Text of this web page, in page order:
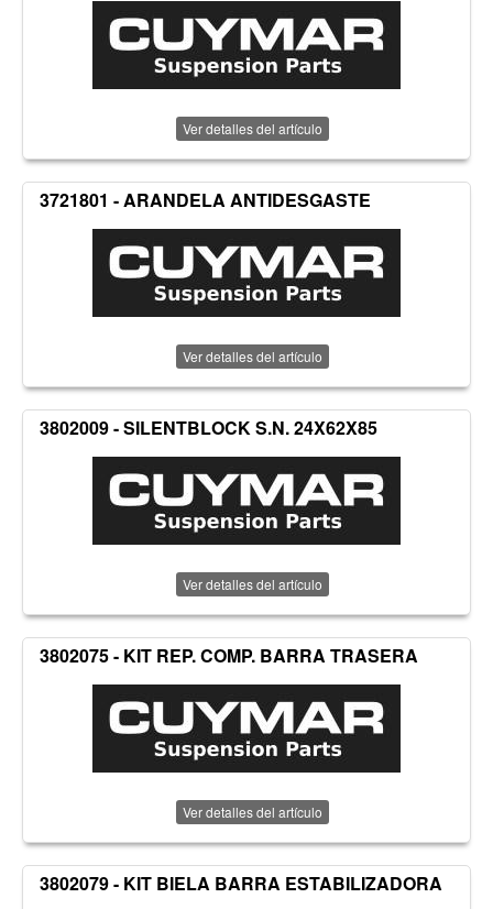
Ver detalles del artículo
3721801 - ARANDELA ANTIDESGASTE
Ver detalles del artículo
3802009 - SILENTBLOCK S.N. 24X62X85
Ver detalles del artículo
3802075 - KIT REP. COMP. BARRA TRASERA
Ver detalles del artículo
3802079 - KIT BIELA BARRA ESTABILIZADORA